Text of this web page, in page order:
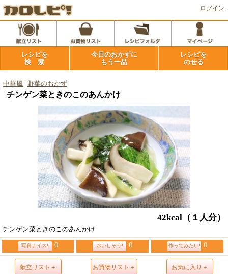
ログイン
レシピを
検 索
今日のおかずに
もう一品
レシピを
のせる
中華風 野菜のおかず
チンゲン菜ときのこのあんかけ
42kcal （１人分）
チンゲン菜ときのこのあんかけ
写真ナイス! 0 おいしそう! 0 作ってみたい! 0
献立リスト＋ お買物リスト＋ お気に入り＋